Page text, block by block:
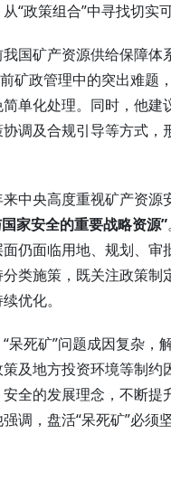
“政策组合”中寻找切实
国矿产资源供给保障
矿政管理中的突出难
单化处理。同时，他
调及合规引导等方式，
中央高度重视矿产资源
家安全的重要战略资源”
仍面临用地、规划、
类施策，既关注政策
优化。
呆死矿”问题成因复杂，
及地方投资环境等制约
全的发展理念，不断
调，盘活“呆死矿”必